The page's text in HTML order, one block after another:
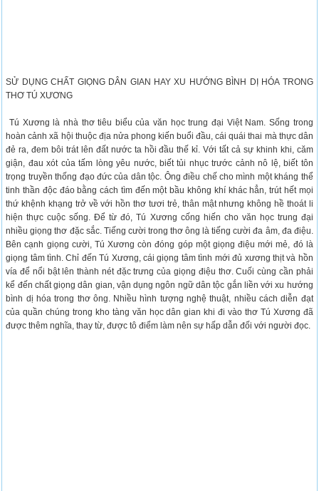
SỬ DỤNG CHẤT GIỌNG DÂN GIAN HAY XU HƯỚNG BÌNH DỊ HÓA TRONG
THƠ TÚ XƯƠNG
Tú Xương là nhà thơ tiêu biểu của văn học trung đại Việt Nam. Sống trong
hoàn cảnh xã hội thuộc địa nửa phong kiến buổi đầu, cái quái thai mà thực dân
đẻ ra, đem bôi trát lên đất nước ta hồi đầu thế kỉ. Với tất cả sự khinh khi, căm
giận, đau xót của tấm lòng yêu nước, biết tủi nhục trước cảnh nô lệ, biết tôn
trọng truyền thống đạo đức của dân tộc. Ông điều chế cho mình một kháng thể
tinh thần độc đáo bằng cách tìm đến một bầu không khí khác hẳn, trút hết mọi
thứ khệnh khạng trở về với hồn thơ tươi trẻ, thân mật nhưng không hề thoát li
hiện thực cuộc sống. Để từ đó, Tú Xương cống hiến cho văn học trung đại
nhiều giọng thơ đặc sắc. Tiếng cười trong thơ ông là tiếng cười đa âm, đa điệu.
Bên cạnh giọng cười, Tú Xương còn đóng góp một giọng điệu mới mẻ, đó là
giọng tâm tình. Chỉ đến Tú Xương, cái giọng tâm tình mới đủ xương thịt và hồn
vía để nổi bật lên thành nét đặc trưng của giọng điệu thơ. Cuối cùng cần phải
kể đến chất giọng dân gian, vận dụng ngôn ngữ dân tộc gắn liền với xu hướng
bình dị hóa trong thơ ông. Nhiều hình tượng nghệ thuật, nhiều cách diễn đạt
của quần chúng trong kho tàng văn học dân gian khi đi vào thơ Tú Xương đã
được thêm nghĩa, thay từ, được tô điểm làm nên sự hấp dẫn đối với người đọc.